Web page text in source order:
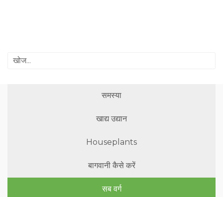
समस्या
खाद्य उद्यान
Houseplants
बागवानी कैसे करें
सब वर्ग